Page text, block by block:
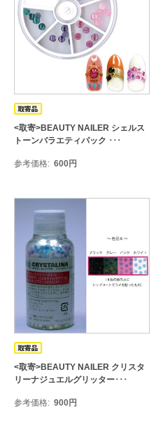
<取寄>BEAUTY NAILER シェルス
トーンバラエティパック ･･･
参考価格 600円
<取寄>BEAUTY NAILER クリスタ
リーナジュエルグリッター･･･
参考価格 900円